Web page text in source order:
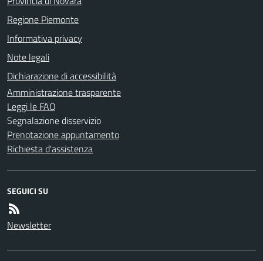
Regione Piemonte
Informativa privacy
Note legali
Dichiarazione di accessibilità
Amministrazione trasparente
Leggi le FAQ
Segnalazione disservizio
Prenotazione appuntamento
Richiesta d'assistenza
SEGUICI SU
Newsletter